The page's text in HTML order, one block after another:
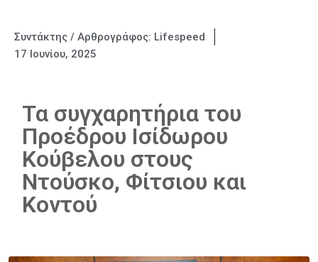
Συντάκτης / Αρθρογράφος: Lifespeed
17 Ιουνίου, 2025
Τα συγχαρητήρια του
Προέδρου Ισίδωρου
Κούβελου στους
Ντούσκο, Φίτσιου και
Κοντού